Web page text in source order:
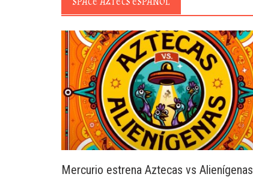
Mercurio estrena Aztecas vs Alienígenas